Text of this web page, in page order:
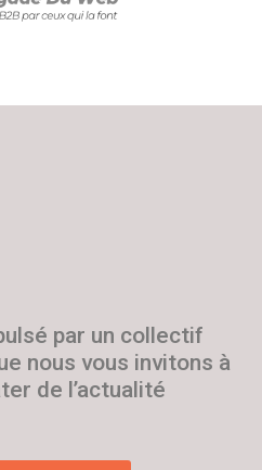
par un collectif
nous vous invitons à
de l’actualité